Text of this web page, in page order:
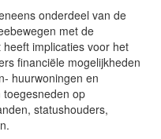
onderdeel van de
met de
implicaties voor het
financiële mogelijkheden
huurwoningen en
op
statushouders,